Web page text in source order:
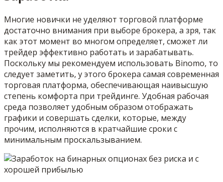
Многие новички не уделяют торговой платформе
достаточно внимания при выборе брокера, а зря, так
как этот момент во многом определяет, сможет ли
трейдер эффективно работать и зарабатывать.
Поскольку мы рекомендуем использовать Binomo, то
следует заметить, у этого брокера самая современная
торговая платформа, обеспечивающая наивысшую
степень комфорта при трейдинге. Удобная рабочая
среда позволяет удобным образом отображать
графики и совершать сделки, которые, между
прочим, исполняются в кратчайшие сроки с
минимальным проскальзыванием.